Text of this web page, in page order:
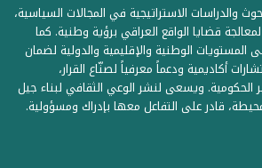
والدراسات الاستراتيجية في المجالات السياسية،
قضايا الواقع العراقي برؤية وطنية. كما
المستويات الوطنية والإقليمية والدولية لضمان
أكاديمية ودعماً معرفياً لصنّاع القرار،
الحكومية. ويسعى لنشر الوعي الثقافي لبناء جيل
قادر على التفاعل معها بإدراك ومسؤولية.